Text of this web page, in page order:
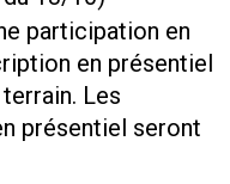
participation en
en présentiel
Les
présentiel seront